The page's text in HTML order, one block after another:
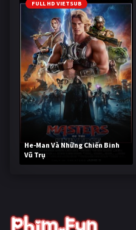
FULL HD VIETSUB
He-Man Và Những Chiến Binh
Vũ Trụ
252,725 lượt xem